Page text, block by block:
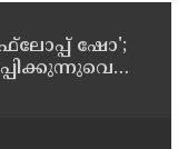
'ഫ്‌ലോപ്പ് ഷോ';